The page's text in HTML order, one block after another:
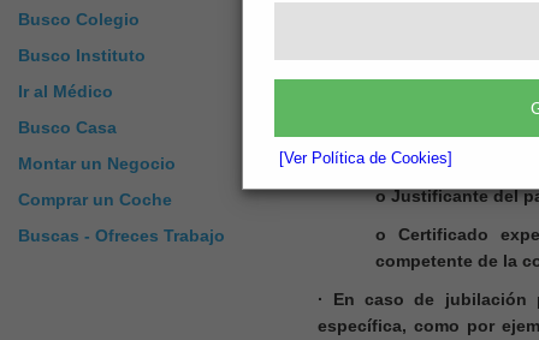
[Ver Política de Cookies]
Busco Colegio
Busco Instituto
Ir al Médico
Busco Casa
Montar un Negocio
Comprar un Coche
Buscas - Ofreces Trabajo
pasaporte, y
· Bases de cotización
o Certificación de
o Justificante del
o Certificado
competente de la
· En caso de jubilación
específica, como por